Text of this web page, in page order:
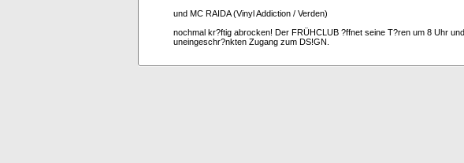
und MC RAIDA (Vinyl Addiction / Verden)
nochmal kr?ftig abrocken! Der FRÜHCLUB ?ffnet seine T?ren um 8 Uhr
uneingeschr?nkten Zugang zum DS!GN.